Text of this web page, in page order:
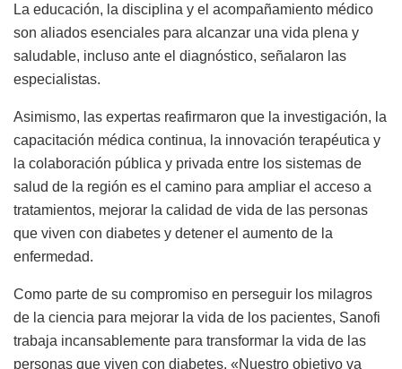
La educación, la disciplina y el acompañamiento médico
son aliados esenciales para alcanzar una vida plena y
saludable, incluso ante el diagnóstico, señalaron las
especialistas.
Asimismo, las expertas reafirmaron que la investigación, la
capacitación médica continua, la innovación terapéutica y
la colaboración pública y privada entre los sistemas de
salud de la región es el camino para ampliar el acceso a
tratamientos, mejorar la calidad de vida de las personas
que viven con diabetes y detener el aumento de la
enfermedad.
Como parte de su compromiso en perseguir los milagros
de la ciencia para mejorar la vida de los pacientes, Sanofi
trabaja incansablemente para transformar la vida de las
personas que viven con diabetes. «Nuestro objetivo va